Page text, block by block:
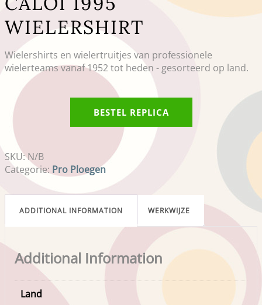
WIELERSHIRT
Wielershirts en wielertruitjes van professionele
wielerteams vanaf 1952 tot heden - gesorteerd op land.
BESTEL REPLICA
SKU:N/B
Categorie: Pro Ploegen
ADDITIONAL INFORMATION WERKWIJZE
Additional Information
Land